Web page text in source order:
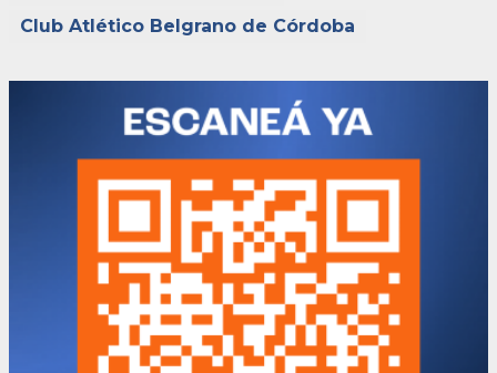
Club Atlético Belgrano de Córdoba